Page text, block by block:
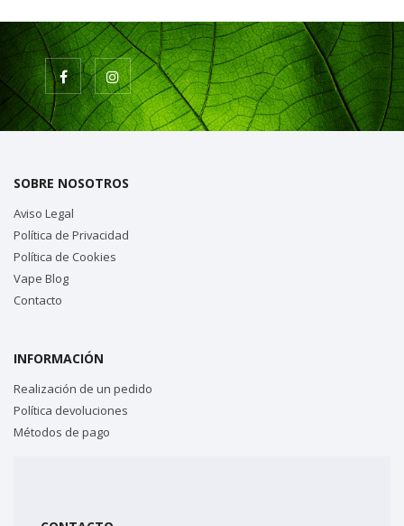
SOBRE NOSOTROS
Aviso Legal
Política de Privacidad
Política de Cookies
Vape Blog
Contacto
INFORMACIÓN
Realización de un pedido
Política devoluciones
Métodos de pago